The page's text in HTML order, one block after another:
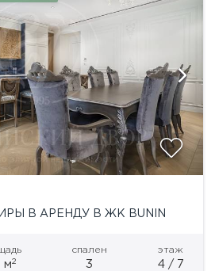
В АРЕНДУ В ЖК BUNIN
м2
спален
3
этаж
4 / 7